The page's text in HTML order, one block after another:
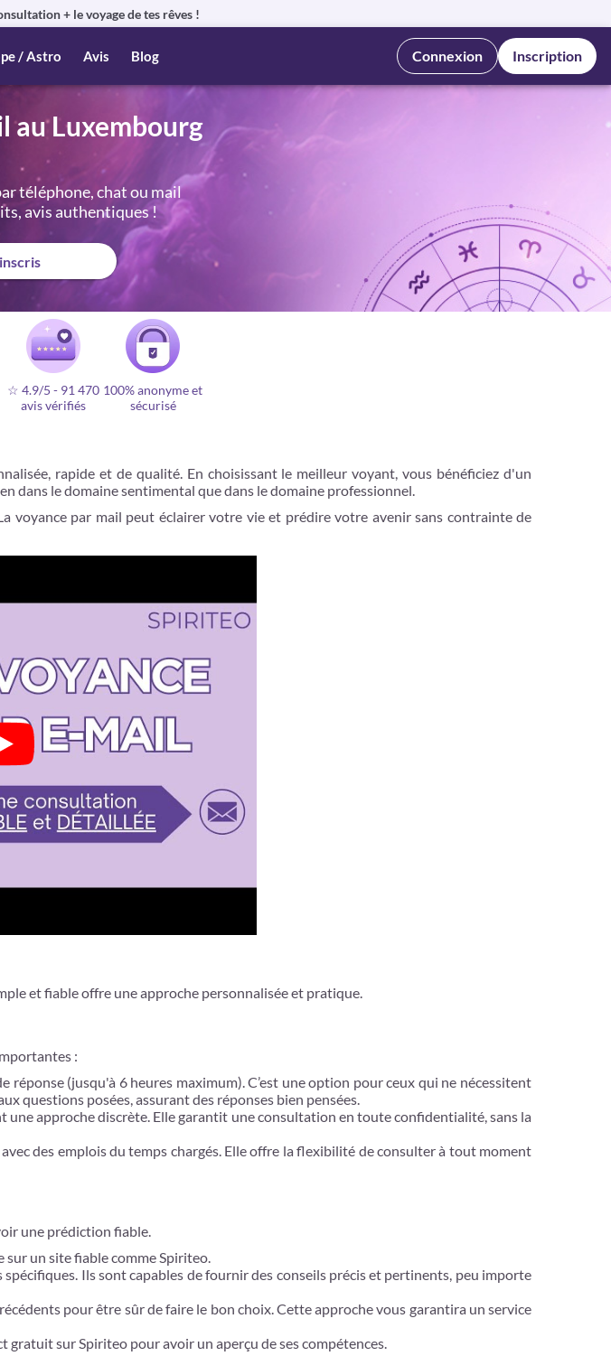
+ le voyage de tes rêves !
/ Astro Avis Blog Connexion Inscription
au Luxembourg
téléphone, chat ou mail
avis authentiques !
☆ 4.9/5 - 91 470
avis vérifiés
100% anonyme et
sécurisé
rapide et de qualité. En choisissant le meilleur voyant, vous bénéficiez d'un
dans le domaine sentimental que dans le domaine professionnel.
voyance par mail peut éclairer votre vie et prédire votre avenir sans contrainte de
et fiable offre une approche personnalisée et pratique.
:
réponse (jusqu'à 6 heures maximum). C’est une option pour ceux qui ne nécessitent
questions posées, assurant des réponses bien pensées.
une approche discrète. Elle garantit une consultation en toute confidentialité, sans la
des emplois du temps chargés. Elle offre la flexibilité de consulter à tout moment
une prédiction fiable.
un site fiable comme Spiriteo.
Ils sont capables de fournir des conseils précis et pertinents, peu importe
pour être sûr de faire le bon choix. Cette approche vous garantira un service
sur Spiriteo pour avoir un aperçu de ses compétences.